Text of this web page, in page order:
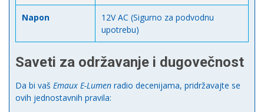
Napon
12V AC (Sigurno za podvodnu
upotrebu)
Saveti za održavanje i dugovečnost
Da bi vaš Emaux E-Lumen radio decenijama, pridržavajte se
ovih jednostavnih pravila: